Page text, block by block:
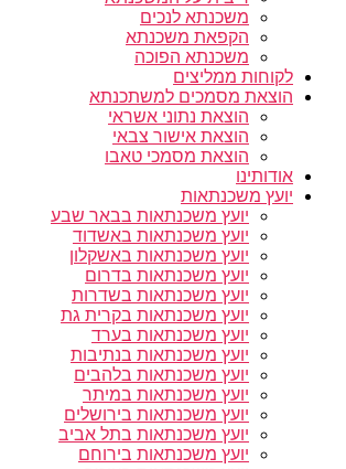
משכנתא לנכים
הקפאת משכנתא
משכנתא הפוכה
לקוחות ממליצים
הוצאת מסמכים למשתכנתא
הוצאת נתוני אשראי
הוצאת אישור צבאי
הוצאת מסמכי טאבו
אודותינו
יועץ משכנתאות
יועץ משכנתאות בבאר שבע
יועץ משכנתאות באשדוד
יועץ משכנתאות באשקלון
יועץ משכנתאות בדרום
יועץ משכנתאות בשדרות
יועץ משכנתאות בקרית גת
יועץ משכנתאות בערד
יועץ משכנתאות בנתיבות
יועץ משכנתאות בלהבים
יועץ משכנתאות במיתר
יועץ משכנתאות בירושלים
יועץ משכנתאות בתל אביב
יועץ משכנתאות בירוחם